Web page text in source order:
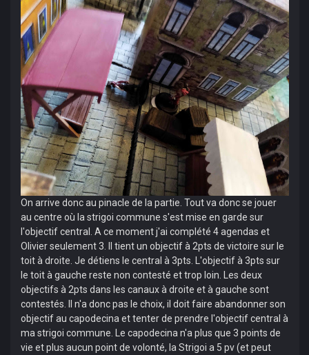
On arrive donc au pinacle de la partie. Tout va donc se jouer
au centre où la strigoi commune s'est mise en garde sur
l'objectif central. A ce moment j'ai complété 4 agendas et
Olivier seulement 3. Il tient un objectif à 2pts de victoire sur le
toit à droite. Je détiens le central à 3pts. L'objectif à 3pts sur
le toit à gauche reste non contesté et trop loin. Les deux
objectifs à 2pts dans les canaux à droite et à gauche sont
contestés. Il n'a donc pas le choix, il doit faire abandonner son
objectif au capodecina et tenter de prendre l'objectif central à
ma strigoi commune. Le capodecina n'a plus que 3 points de
vie et plus aucun point de volonté, la Strigoi a 5 pv (et peut